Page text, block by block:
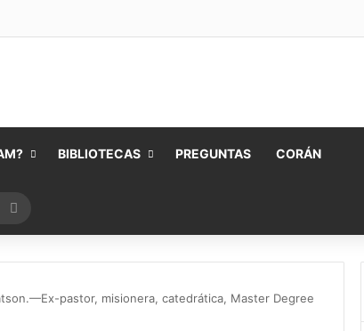
BIBLIOTECAS PREGUNTAS CORÁN
por
pastor, misionera, catedrática, Master Degree